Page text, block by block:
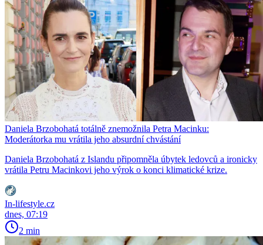
Daniela Brzobohatá totálně znemožnila Petra Macinku:
Moderátorka mu vrátila jeho absurdní chvástání
Daniela Brzobohatá z Islandu připomněla úbytek ledovců a ironicky
vrátila Petru Macinkovi jeho výrok o konci klimatické krize.
In-lifestyle.cz
dnes, 07:19
2 min